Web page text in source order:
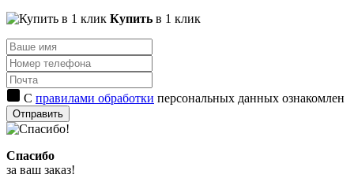
Купить в 1 клик
С правилами обработки персональных данных ознакомлен
Отправить
Спасибо
за ваш заказ!